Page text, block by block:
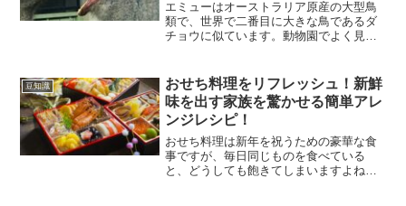
エミューはオーストラリア原産の大型鳥
類で、世界で二番目に大きな鳥であるダ
チョウに似ています。動物園でよく見る
ています。ダチョウと比較されがちです
が、エミューにも独自の特...
豆知識
おせち料理をリフレッシュ！新鮮
味を出す家族を驚かせる簡単アレ
ンジレシピ！
おせち料理は新年を祝うための豪華な食
事ですが、毎日同じものを食べている
と、どうしても飽きてしまいますよね。